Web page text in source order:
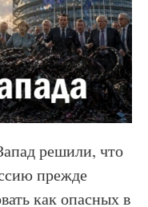
решили, что
прежде
как опасных в